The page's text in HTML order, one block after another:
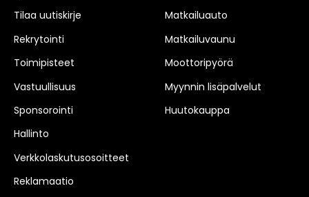
Tilaa uutiskirje
Rekrytointi
Toimipisteet
Vastuullisuus
Sponsorointi
Hallinto
Verkkolaskutusosoitteet
Reklamaatio
Matkailuauto
Matkailuvaunu
Moottoripyörä
Myynnin lisäpalvelut
Huutokauppa